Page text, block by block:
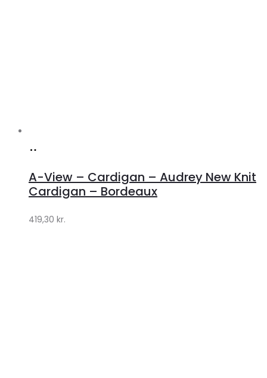
Lykke
Lykke
A-View – Cardigan – Audrey New Knit
Cardigan – Bordeaux
419,30 kr.